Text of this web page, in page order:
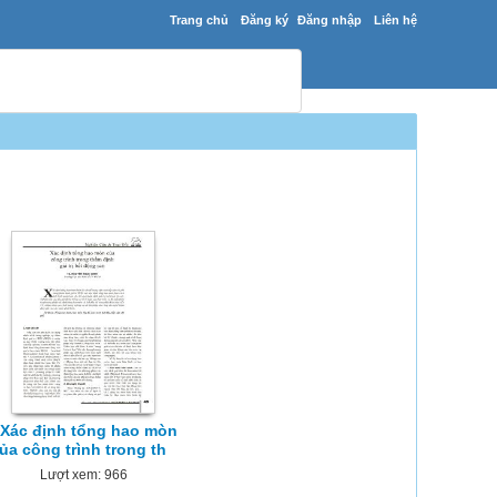
Trang chủ Đăng ký Đăng nhập Liên hệ
Xác định tổng hao mòn
công trình trong th
Lượt xem: 966